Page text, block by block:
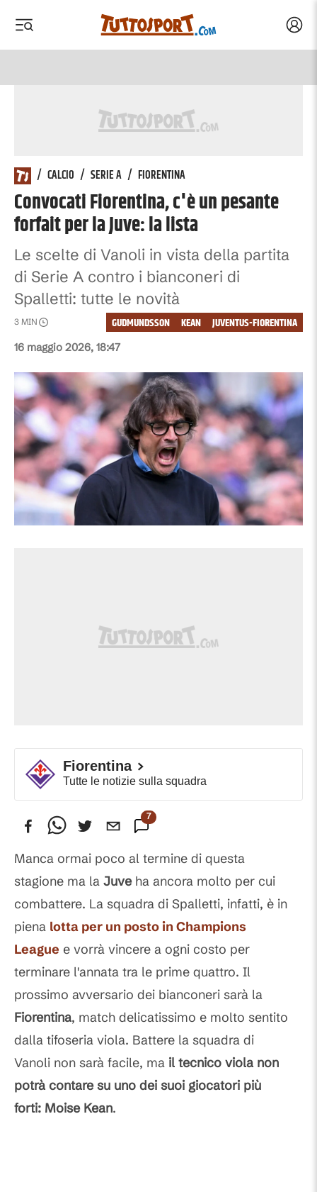
/ CALCIO / SERIE A / FIORENTINA
Convocati Fiorentina, c'è un pesante
forfait per la Juve: la lista
Le scelte di Vanoli in vista della partita
di Serie A contro i bianconeri di
Spalletti: tutte le novità
16 maggio 2026, 18:47
3 MIN JUVENTUS-FIORENTINA
KEAN
GUDMUNDSSON
Fiorentina
Tutte le notizie sulla squadra
7
Manca ormai poco al termine di questa
stagione ma la Juve ha ancora molto per cui
combattere. La squadra di Spalletti, infatti, è in
piena lotta per un posto in Champions
League e vorrà vincere a ogni costo per
terminare l'annata tra le prime quattro. Il
prossimo avversario dei bianconeri sarà la
Fiorentina, match delicatissimo e molto sentito
dalla tifoseria viola. Battere la squadra di
Vanoli non sarà facile, ma il tecnico viola non
potrà contare su uno dei suoi giocatori più
forti: Moise Kean.